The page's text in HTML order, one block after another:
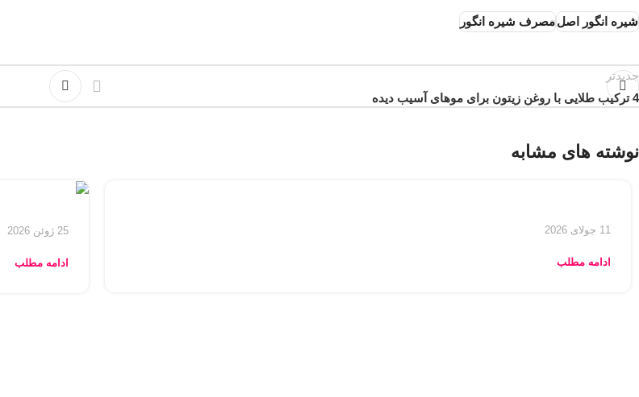
شیره انگور اصلمصرف شیره انگور
جدیدتر
4 ترکیب طلایی با روغن زیتون برای موهای آسیب دیده
نوشته های مشابه
11 جولای 2026
ادامه مطلب
25 ژوئن 2026
ادامه مطلب